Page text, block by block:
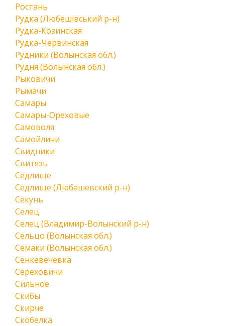
Ростань
Рудка (Любешівський р-н)
Рудка-Козинская
Рудка-Червинская
Рудники (Волынская обл.)
Рудня (Волынская обл.)
Рыковичи
Рымачи
Самары
Самары-Ореховые
Самоволя
Самойличи
Свидники
Свитязь
Седлище
Седлище (Любашевский р-н)
Секунь
Селец
Селец (Владимир-Волынский р-н)
Сельцо (Волынская обл.)
Семаки (Волынская обл.)
Сенкевечевка
Сереховичи
Сильное
Скибы
Скирче
Скобелка